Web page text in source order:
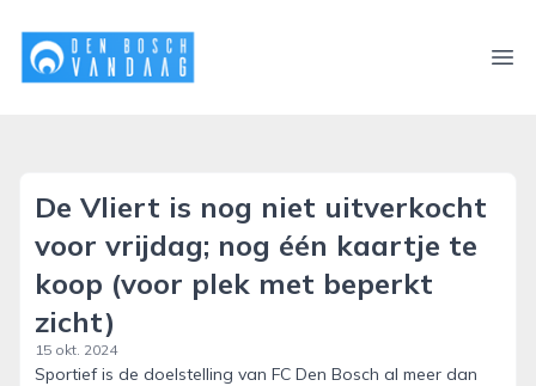
denboschvandaag.nl
De Vliert is nog niet uitverkocht
voor vrijdag; nog één kaartje te
koop (voor plek met beperkt
zicht)
15 okt. 2024
Sportief is de doelstelling van FC Den Bosch al meer dan